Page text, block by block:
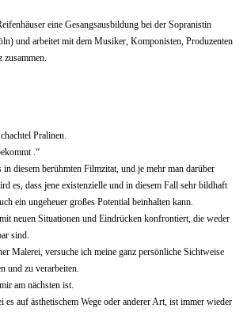
eine Gesangsausbildung bei der Sopranistin
und arbeitet mit dem Musiker, Komponisten, Produzenten
zusammen.
Pralinen.
.“
in diesem berühmten Filmzitat, und je mehr man darüber
es, dass jene existenzielle und in diesem Fall sehr bildhaft
ein ungeheuer großes Potential beinhalten kann.
neuen Situationen und Eindrücken konfrontiert, die weder
sind.
Malerei, versuche ich meine ganz persönliche Sichtweise
und zu verarbeiten.
am nächsten ist.
es auf ästhetischem Wege oder anderer Art, ist immer wieder